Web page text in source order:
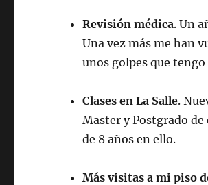
Revisión médica. Un
Una vez más me han
unos golpes que tengo
Clases en La Salle.
Master y Postgrado de
de 8 años en ello.
Más visitas a mi piso